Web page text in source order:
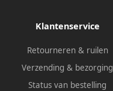
Klantenservice
Retourneren & ruilen
Verzending & bezorging
Status van bestelling